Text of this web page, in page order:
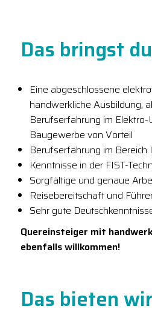
Das bringst
Eine abgeschlossene
handwerkliche Ausbildung,
Berufserfahrung im
Baugewerbe von Vorteil
Berufserfahrung im Bereich
Kenntnisse in der FIST-
Sorgfältige und genaue
Reisebereitschaft und
Sehr gute
Quereinsteiger mit
ebenfalls willkommen!
Das bieten